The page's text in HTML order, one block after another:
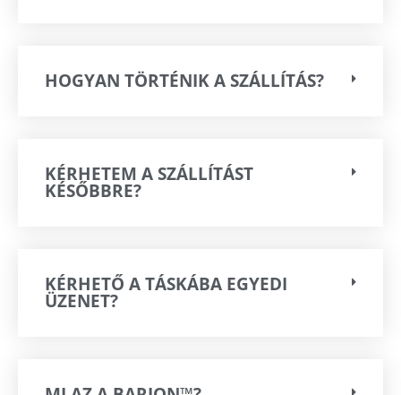
HOGYAN TÖRTÉNIK A SZÁLLÍTÁS?
KÉRHETEM A SZÁLLÍTÁST
KÉSŐBBRE?
KÉRHETŐ A TÁSKÁBA EGYEDI
ÜZENET?